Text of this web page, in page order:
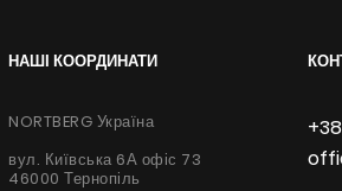
НАШІ КООРДИНАТИ
NORTBERG Україна
вул. Київська 6А офіс 73
46000 Тернопіль